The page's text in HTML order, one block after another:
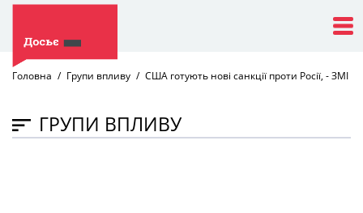
Головна Групи впливу США готують нові санкції проти Росії, - ЗМІ
ГРУПИ ВПЛИВУ